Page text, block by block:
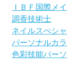
ＩＢＦ国際メ
調香技術士
ネイルスぺシ
パーソナルカ
色彩技能パー